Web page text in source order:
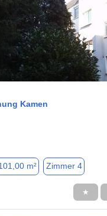
Kamen
m² Zimmer 4
★